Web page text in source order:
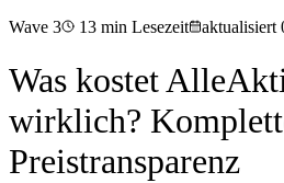
Wave 3 13 min Lesezeit aktualisiert
Was kostet
wirklich?
Preistransparenz